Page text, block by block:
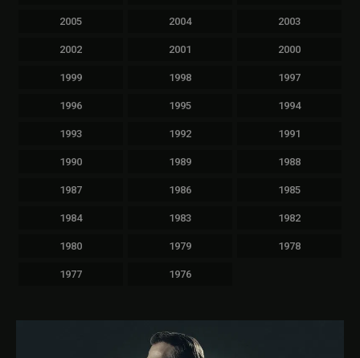
2005 2004 2003
2002 2001 2000
1999 1998 1997
1996 1995 1994
1993 1992 1991
1990 1989 1988
1987 1986 1985
1984 1983 1982
1980 1979 1978
1977 1976